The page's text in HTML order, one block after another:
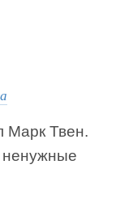
Марк Твен.
ненужные